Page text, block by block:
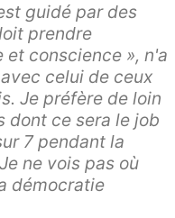
guidé par des
prendre
et conscience », n'a
celui de ceux
Je préfère de loin
dont ce sera le job
7 pendant la
ne vois pas où
démocratie